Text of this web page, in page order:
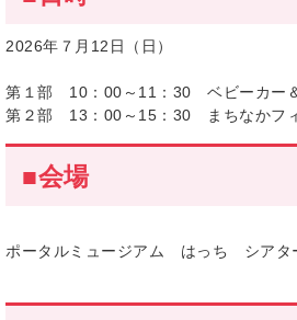
2026年７月12日（日）
第１部 10：00～11：30 ベビーカー
第２部 13：00～15：30 まちなかフ
■会場
ポータルミュージアム はっち シアタ